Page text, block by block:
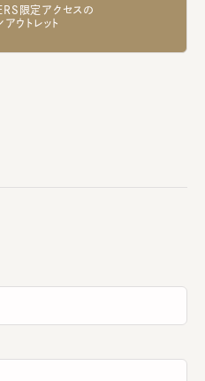
限定アクセスの
ウトレット